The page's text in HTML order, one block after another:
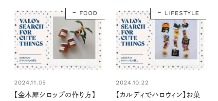
FOOD
2024.11.05
【金木犀シロップの作り方】
LIFESTYLE
2024.10.22
【カルディでハロウィン】お菓